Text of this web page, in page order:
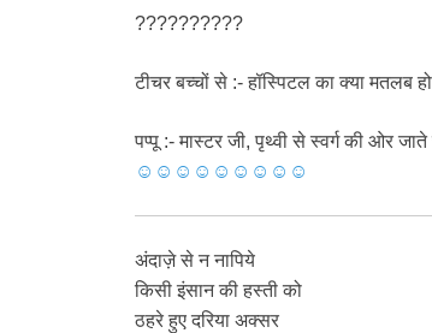
??????????
टीचर बच्चों से :- हॉस्पिटल का क्या मतलब
पप्पू :- मास्टर जी, पृथ्वी से स्वर्ग की ओर
☺☺☺☺☺☺☺☺☺
अंदाज़े से न नापिये
किसी इंसान की हस्ती को
ठहरे हुए दरिया अक्सर